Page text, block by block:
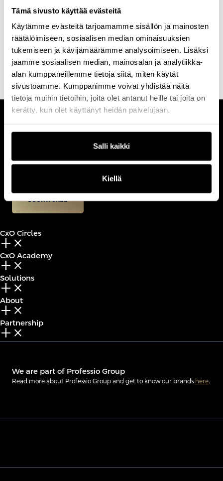
Tämä sivusto käyttää evästeitä
Käytämme evästeitä tarjoamamme sisällön ja mainosten
räätälöimiseen, sosiaalisen median ominaisuuksien
tukemiseen ja kävijämäärämme analysoimiseen. Lisäksi
jaamme sosiaalisen median, mainosalan ja analytiikka-
alan kumppaneillemme tietoja siitä, miten käytät
sivustoamme. Kumppanimme voivat yhdistää näitä
tietoja muihin tietoihin, joita olet antanut heille tai joita on
kerätty, kun olet käyttänyt heidän palvelujaan.
Salli kaikki
Kiellä
Tutustu kaikkiin Profession koulutuksiin tapahtumiin
, joihin
valitsemme aina parhaat kouluttajat ja puhujat.
Etsi koulutus & tapahtuma Ota yhteyttä
CUSTOMERCARE
customerservice@professio.fi
Book a call
CxO Circles
add_2 close
CxO Academy
add_2 close
Solutions
add_2 close
About
add_2 close
Partnership
add_2 close
We are part of Professio Group
Read more about Professio Group and get to know our brands here.